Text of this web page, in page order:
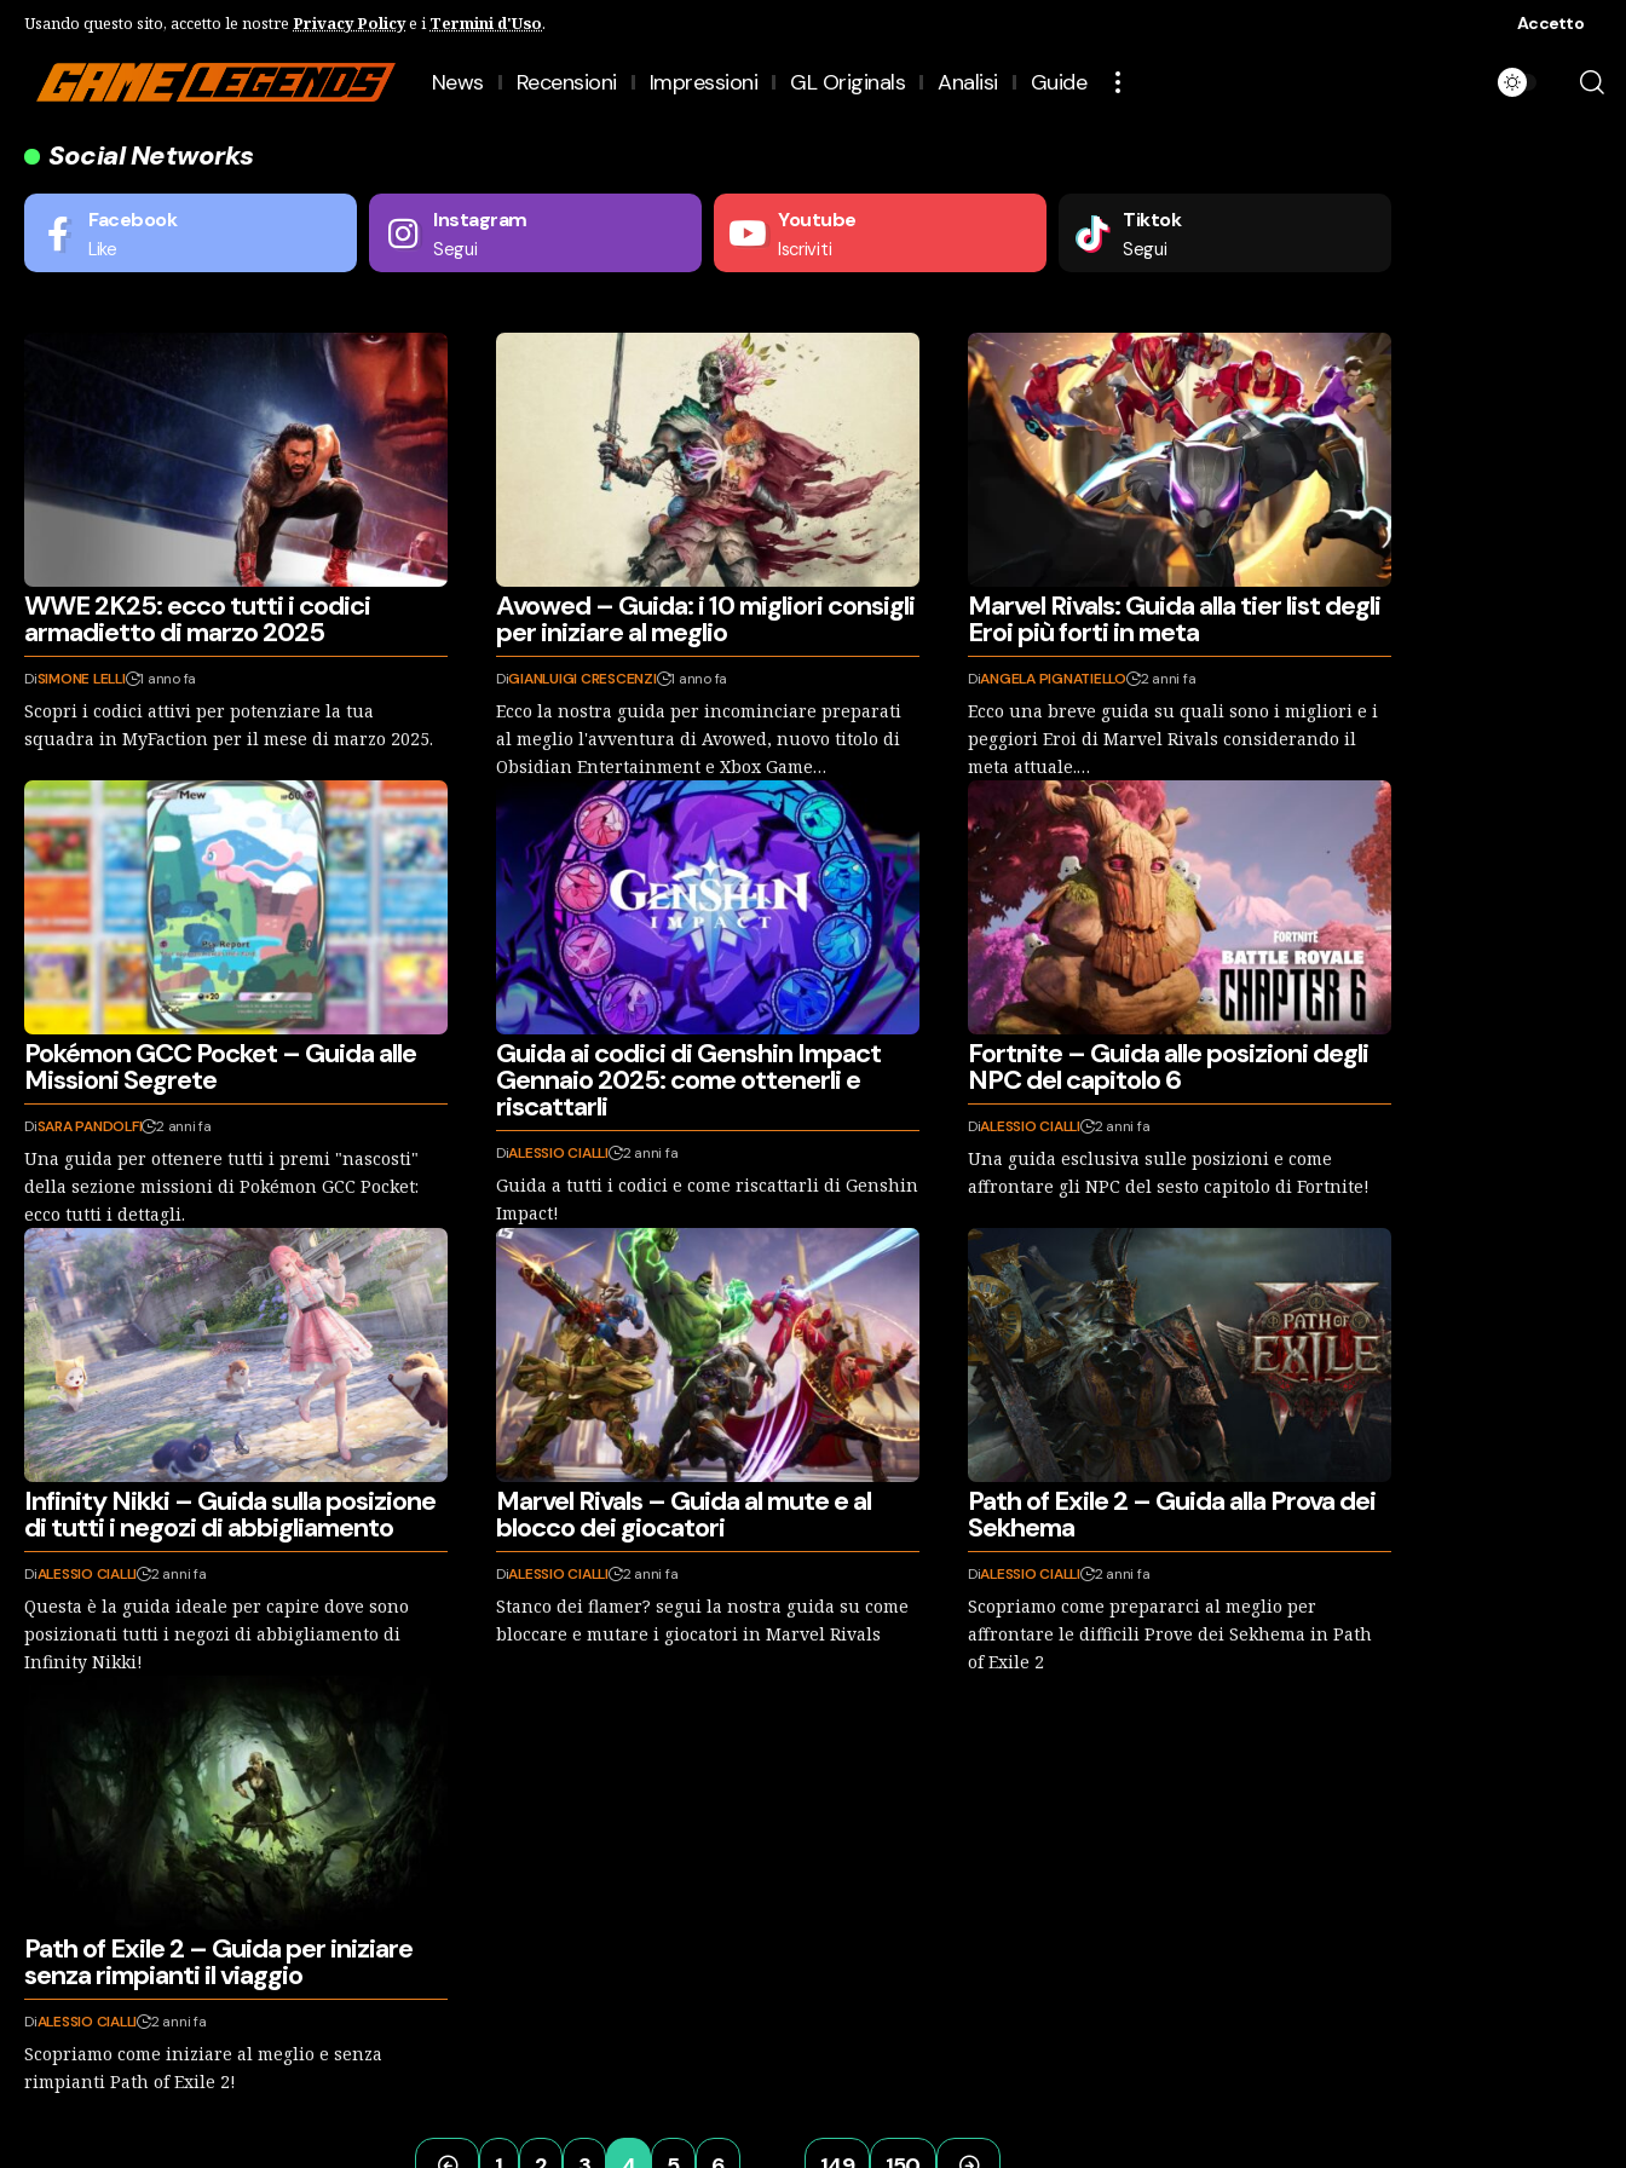
Usando questo sito, accetto le nostre Privacy Policye i Termini d'Uso. Accetto
News Recensioni Impressioni GL Originals Analisi Guide
Social Networks
Facebook
Like
Instagram
Segui
Youtube
Iscriviti
Tiktok
Segui
WWE 2K25: ecco tutti i codici
armadietto di marzo 2025
DiSIMONE LELLI 1 anno fa
Scopri i codici attivi per potenziare la tua
squadra in MyFaction per il mese di marzo 2025.
Avowed – Guida: i 10 migliori consigli
per iniziare al meglio
DiGIANLUIGI CRESCENZI 1 anno fa
Ecco la nostra guida per incominciare preparati
al meglio l'avventura di Avowed, nuovo titolo di
Obsidian Entertainment e Xbox Game…
Marvel Rivals: Guida alla tier list degli
Eroi più forti in meta
DiANGELA PIGNATIELLO 2 anni fa
Ecco una breve guida su quali sono i migliori e i
peggiori Eroi di Marvel Rivals considerando il
meta attuale.…
Pokémon GCC Pocket – Guida alle
Missioni Segrete
DiSARA PANDOLFI 2 anni fa
Una guida per ottenere tutti i premi "nascosti"
della sezione missioni di Pokémon GCC Pocket:
ecco tutti i dettagli.
Guida ai codici di Genshin Impact
Gennaio 2025: come ottenerli e
riscattarli
DiALESSIO CIALLI 2 anni fa
Guida a tutti i codici e come riscattarli di Genshin
Impact!
Fortnite – Guida alle posizioni degli
NPC del capitolo 6
DiALESSIO CIALLI 2 anni fa
Una guida esclusiva sulle posizioni e come
affrontare gli NPC del sesto capitolo di Fortnite!
Infinity Nikki – Guida sulla posizione
di tutti i negozi di abbigliamento
DiALESSIO CIALLI 2 anni fa
Questa è la guida ideale per capire dove sono
posizionati tutti i negozi di abbigliamento di
Infinity Nikki!
Marvel Rivals – Guida al mute e al
blocco dei giocatori
DiALESSIO CIALLI 2 anni fa
Stanco dei flamer? segui la nostra guida su come
bloccare e mutare i giocatori in Marvel Rivals
Path of Exile 2 – Guida alla Prova dei
Sekhema
DiALESSIO CIALLI 2 anni fa
Scopriamo come prepararci al meglio per
affrontare le difficili Prove dei Sekhema in Path
of Exile 2
Path of Exile 2 – Guida per iniziare
senza rimpianti il viaggio
DiALESSIO CIALLI 2 anni fa
Scopriamo come iniziare al meglio e senza
rimpianti Path of Exile 2!